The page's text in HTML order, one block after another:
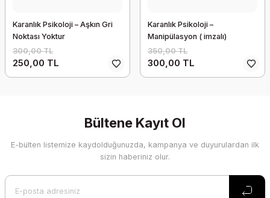
Karanlık Psikoloji – Aşkın Gri
Noktası Yoktur
300,00 TL
250,00 TL
Karanlık Psikoloji –
Manipülasyon ( imzalı)
350,00 TL
300,00 TL
Bültene Kayıt Ol
E-bülten listemize kaydolduğunuzda, kampanya ve duyurulardan ilk
sizin haberiniz olur.